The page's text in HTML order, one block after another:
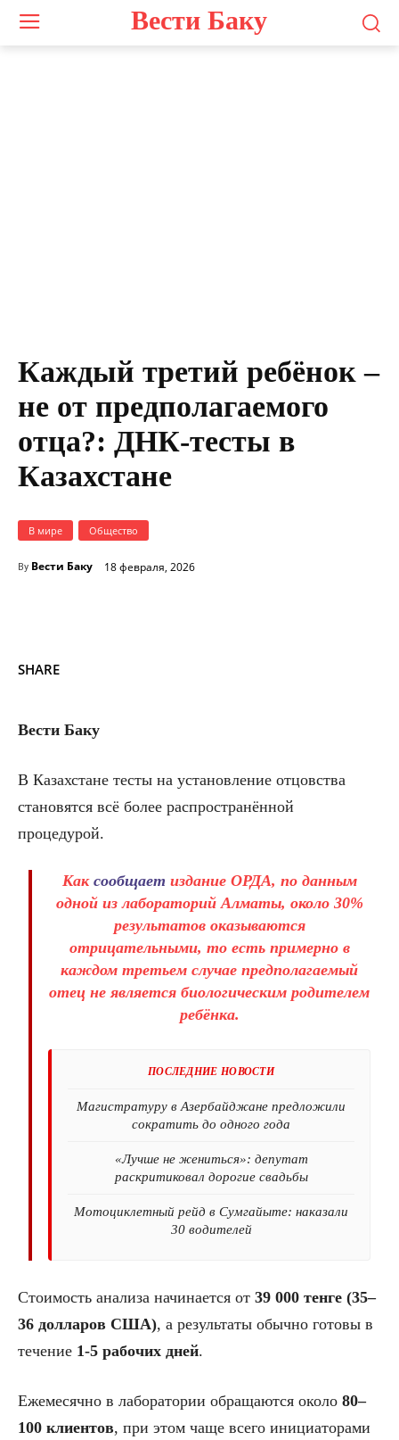
Вести Баку
Каждый третий ребёнок –
не от предполагаемого
отца?: ДНК-тесты в
Казахстане
В мире Общество
By Вести Баку 18 февраля, 2026
SHARE
Вести Баку
В Казахстане тесты на установление отцовства
становятся всё более распространённой
процедурой.
Как сообщает издание ОРДА, по данным
одной из лабораторий Алматы, около 30%
результатов оказываются
отрицательными, то есть примерно в
каждом третьем случае предполагаемый
отец не является биологическим родителем
ребёнка.
ПОСЛЕДНИЕ НОВОСТИ
Магистратуру в Азербайджане предложили
сократить до одного года
«Лучше не жениться»: депутат
раскритиковал дорогие свадьбы
Мотоциклетный рейд в Сумгайыте: наказали
30 водителей
Стоимость анализа начинается от 39 000 тенге (35–
36 долларов США), а результаты обычно готовы в
течение 1-5 рабочих дней.
Ежемесячно в лаборатории обращаются около 80–
100 клиентов, при этом чаще всего инициаторами